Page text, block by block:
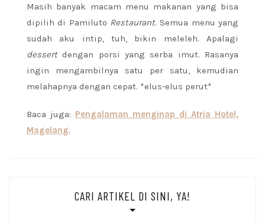
Masih banyak macam menu makanan yang bisa
dipilih di Pamiluto Restaurant. Semua menu yang
sudah aku intip, tuh, bikin meleleh. Apalagi
dessertdengan porsi yang serba imut. Rasanya
ingin mengambilnya satu per satu, kemudian
melahapnya dengan cepat. *elus-elus perut*
Baca juga: Pengalaman menginap di Atria Hotel,
Magelang.
CARI ARTIKEL DI SINI, YA!